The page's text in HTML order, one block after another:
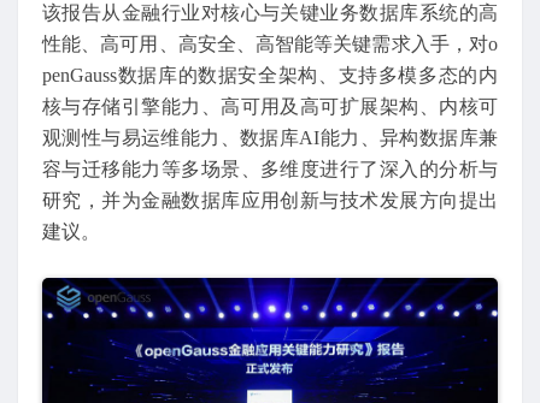
该报告从金融行业对核心与关键业务数据库系统的高
性能、高可用、高安全、高智能等关键需求入手，对o
penGauss数据库的数据安全架构、支持多模多态的内
核与存储引擎能力、高可用及高可扩展架构、内核可
观测性与易运维能力、数据库AI能力、异构数据库兼
容与迁移能力等多场景、多维度进行了深入的分析与
研究，并为金融数据库应用创新与技术发展方向提出
建议。